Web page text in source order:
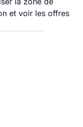
et voir les offres